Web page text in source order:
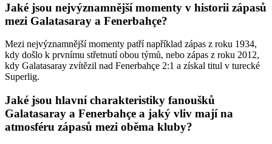
Jaké jsou nejvýznamnější momenty v historii zápasů
mezi Galatasaray a Fenerbahçe?
Mezi nejvýznamnější momenty patří například zápas z roku 1934,
kdy došlo k prvnímu střetnutí obou týmů, nebo zápas z roku 2012,
kdy Galatasaray zvítězil nad Fenerbahçe 2:1 a získal titul v turecké
Superlig.
Jaké jsou hlavní charakteristiky fanoušků
Galatasaray a Fenerbahçe a jaký vliv mají na
atmosféru zápasů mezi oběma kluby?